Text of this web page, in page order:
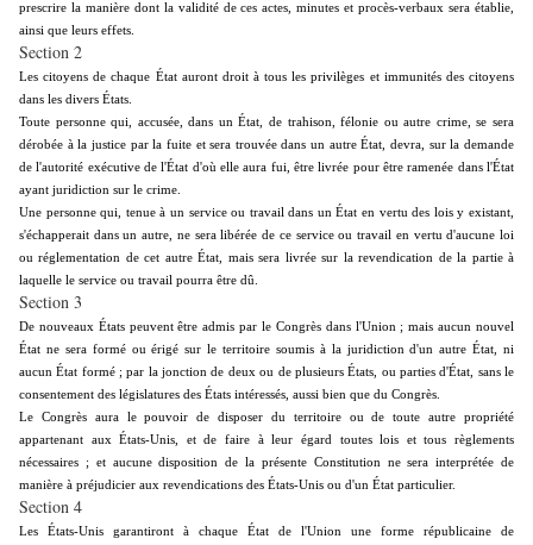
prescrire la manière dont la validité de ces actes, minutes et procès-verbaux sera établie,
ainsi que leurs effets.
Section 2
Les citoyens de chaque État auront droit à tous les privilèges et immunités des citoyens
dans les divers États.
Toute personne qui, accusée, dans un État, de trahison, félonie ou autre crime, se sera
dérobée à la justice par la fuite et sera trouvée dans un autre État, devra, sur la demande
de l'autorité exécutive de l'État d'où elle aura fui, être livrée pour être ramenée dans l'État
ayant juridiction sur le crime.
Une personne qui, tenue à un service ou travail dans un État en vertu des lois y existant,
s'échapperait dans un autre, ne sera libérée de ce service ou travail en vertu d'aucune loi
ou réglementation de cet autre État, mais sera livrée sur la revendication de la partie à
laquelle le service ou travail pourra être dû.
Section 3
De nouveaux États peuvent être admis par le Congrès dans l'Union ; mais aucun nouvel
État ne sera formé ou érigé sur le territoire soumis à la juridiction d'un autre État, ni
aucun État formé ; par la jonction de deux ou de plusieurs États, ou parties d'État, sans le
consentement des législatures des États intéressés, aussi bien que du Congrès.
Le Congrès aura le pouvoir de disposer du territoire ou de toute autre propriété
appartenant aux États-Unis, et de faire à leur égard toutes lois et tous règlements
nécessaires ; et aucune disposition de la présente Constitution ne sera interprétée de
manière à préjudicier aux revendications des États-Unis ou d'un État particulier.
Section 4
Les États-Unis garantiront à chaque État de l'Union une forme républicaine de